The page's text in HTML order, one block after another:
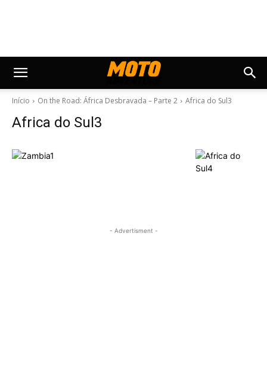
Início On the Road: África Desbravada – Parte 2 Africa do Sul3
Africa do Sul3
- Advertisment -